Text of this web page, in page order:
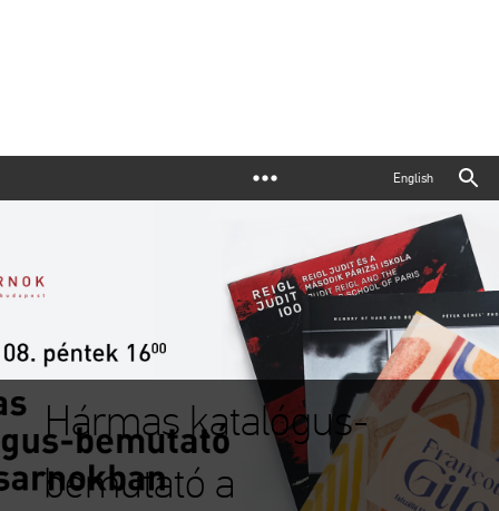
English
Hármas katalógus-
bemutató a